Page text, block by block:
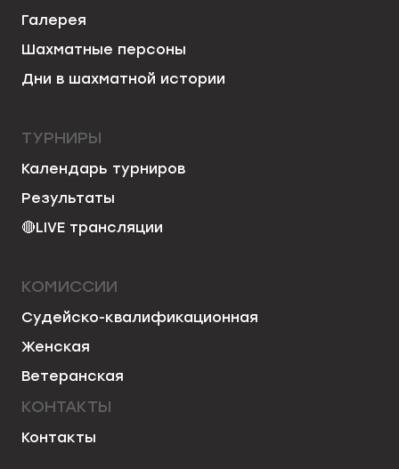
Галерея
Шахматные персоны
Дни в шахматной истории
ТУРНИРЫ
Календарь турниров
Результаты
🔴LIVE трансляции
КОМИССИИ
Судейско-квалификационная
Женская
Ветеранская
КОНТАКТЫ
Контакты